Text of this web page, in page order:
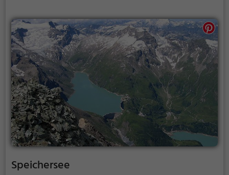
See ist die Adresse für warme Tage.
Speichersee